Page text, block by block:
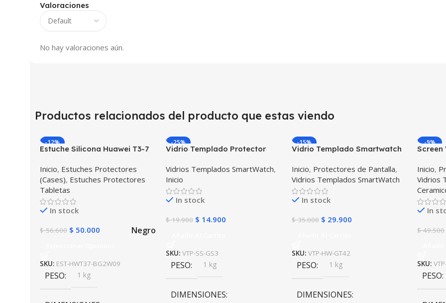
Valoraciones
No hay valoraciones aún.
Productos relacionados del producto que estas viendo
-12%
Estuche Silicona Huawei T3-7
Inicio, Estuches Protectores
(Cases), Estuches Protectores
Tabletas
In stock
$56.600 $ 50.000 Negro
SKU: EST-HWT37-BG2W09
PESO 1 kg
-25%
Vidrio Templado Protector
Smartwatch Samsung Gear S3
Frontier
Vidrios Templados SmartWatch,
Inicio
In stock
$19.900 $ 14.900
SKU: VTP-SS-GS3
PESO 1 kg
DIMENSIONES
-15%
Vidrio Templado Smartwatch
Inicio, Protectores de Pantalla,
Vidrios Templados SmartWatch
In stock
$35.000 $ 29.900
SKU: VTP-HW-GT42
PESO 1 kg
DIMENSIONES
-9%
Inicio,
Vidrios
In
$49.500
SKU:
PESO